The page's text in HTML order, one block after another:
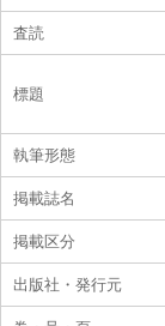
査読
標題
執筆形態
掲載誌名
掲載区分
出版社・発行元